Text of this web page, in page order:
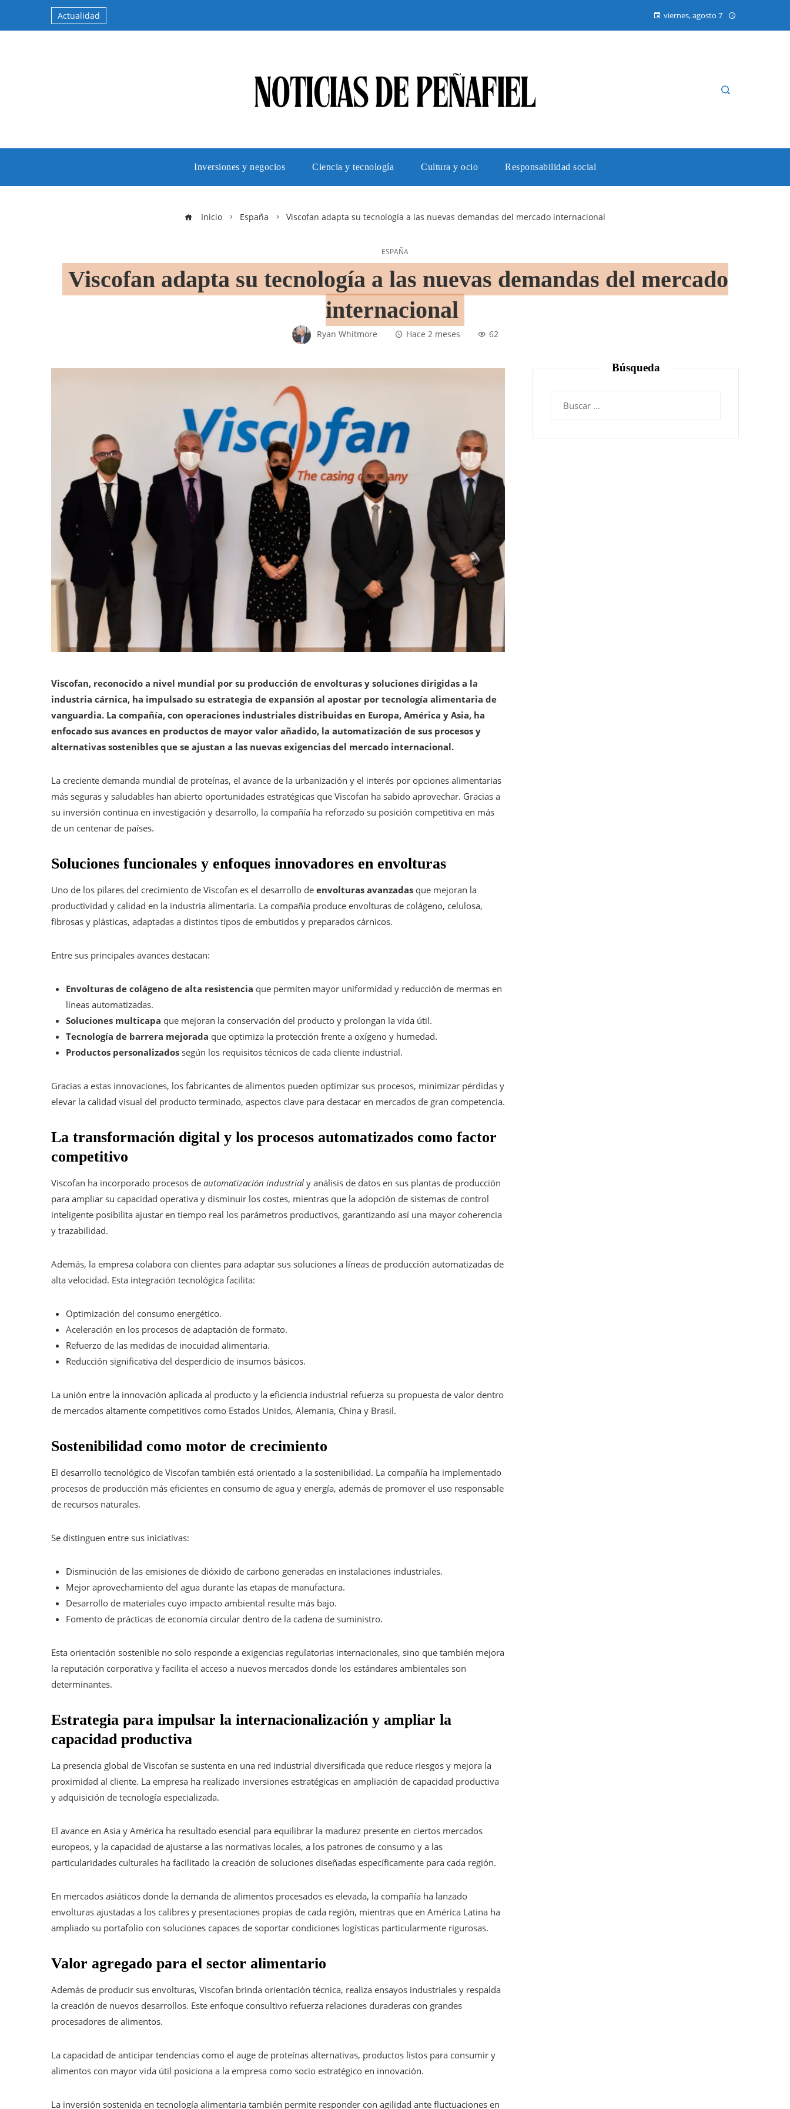
Actualidad viernes, agosto 7
Inversiones y negocios Ciencia y tecnología Cultura y ocio Responsabilidad social
Inicio España Viscofan adapta su tecnología a las nuevas demandas del mercado internacional
ESPAÑA
Viscofan adapta su tecnología a las nuevas demandas del mercado
internacional
Ryan Whitmore Hace 2 meses 62
Viscofan, reconocido a nivel mundial por su producción de envolturas y soluciones dirigidas a la
industria cárnica, ha impulsado su estrategia de expansión al apostar por tecnología alimentaria de
vanguardia. La compañía, con operaciones industriales distribuidas en Europa, América y Asia, ha
enfocado sus avances en productos de mayor valor añadido, la automatización de sus procesos y
alternativas sostenibles que se ajustan a las nuevas exigencias del mercado internacional.
La creciente demanda mundial de proteínas, el avance de la urbanización y el interés por opciones alimentarias
más seguras y saludables han abierto oportunidades estratégicas que Viscofan ha sabido aprovechar. Gracias a
su inversión continua en investigación y desarrollo, la compañía ha reforzado su posición competitiva en más
de un centenar de países.
Soluciones funcionales y enfoques innovadores en envolturas
Uno de los pilares del crecimiento de Viscofan es el desarrollo de envolturas avanzadas que mejoran la
productividad y calidad en la industria alimentaria. La compañía produce envolturas de colágeno, celulosa,
fibrosas y plásticas, adaptadas a distintos tipos de embutidos y preparados cárnicos.
Entre sus principales avances destacan:
Envolturas de colágeno de alta resistencia que permiten mayor uniformidad y reducción de mermas en
líneas automatizadas.
Soluciones multicapa que mejoran la conservación del producto y prolongan la vida útil.
Tecnología de barrera mejorada que optimiza la protección frente a oxígeno y humedad.
Productos personalizados según los requisitos técnicos de cada cliente industrial.
Gracias a estas innovaciones, los fabricantes de alimentos pueden optimizar sus procesos, minimizar pérdidas y
elevar la calidad visual del producto terminado, aspectos clave para destacar en mercados de gran competencia.
La transformación digital y los procesos automatizados como factor
competitivo
Viscofan ha incorporado procesos de automatización industrial y análisis de datos en sus plantas de producción
para ampliar su capacidad operativa y disminuir los costes, mientras que la adopción de sistemas de control
inteligente posibilita ajustar en tiempo real los parámetros productivos, garantizando así una mayor coherencia
y trazabilidad.
Además, la empresa colabora con clientes para adaptar sus soluciones a líneas de producción automatizadas de
alta velocidad. Esta integración tecnológica facilita:
Optimización del consumo energético.
Aceleración en los procesos de adaptación de formato.
Refuerzo de las medidas de inocuidad alimentaria.
Reducción significativa del desperdicio de insumos básicos.
La unión entre la innovación aplicada al producto y la eficiencia industrial refuerza su propuesta de valor dentro
de mercados altamente competitivos como Estados Unidos, Alemania, China y Brasil.
Sostenibilidad como motor de crecimiento
El desarrollo tecnológico de Viscofan también está orientado a la sostenibilidad. La compañía ha implementado
procesos de producción más eficientes en consumo de agua y energía, además de promover el uso responsable
de recursos naturales.
Se distinguen entre sus iniciativas:
Disminución de las emisiones de dióxido de carbono generadas en instalaciones industriales.
Mejor aprovechamiento del agua durante las etapas de manufactura.
Desarrollo de materiales cuyo impacto ambiental resulte más bajo.
Fomento de prácticas de economía circular dentro de la cadena de suministro.
Esta orientación sostenible no solo responde a exigencias regulatorias internacionales, sino que también mejora
la reputación corporativa y facilita el acceso a nuevos mercados donde los estándares ambientales son
determinantes.
Estrategia para impulsar la internacionalización y ampliar la
capacidad productiva
La presencia global de Viscofan se sustenta en una red industrial diversificada que reduce riesgos y mejora la
proximidad al cliente. La empresa ha realizado inversiones estratégicas en ampliación de capacidad productiva
y adquisición de tecnología especializada.
El avance en Asia y América ha resultado esencial para equilibrar la madurez presente en ciertos mercados
europeos, y la capacidad de ajustarse a las normativas locales, a los patrones de consumo y a las
particularidades culturales ha facilitado la creación de soluciones diseñadas específicamente para cada región.
En mercados asiáticos donde la demanda de alimentos procesados es elevada, la compañía ha lanzado
envolturas ajustadas a los calibres y presentaciones propias de cada región, mientras que en América Latina ha
ampliado su portafolio con soluciones capaces de soportar condiciones logísticas particularmente rigurosas.
Valor agregado para el sector alimentario
Además de producir sus envolturas, Viscofan brinda orientación técnica, realiza ensayos industriales y respalda
la creación de nuevos desarrollos. Este enfoque consultivo refuerza relaciones duraderas con grandes
procesadores de alimentos.
La capacidad de anticipar tendencias como el auge de proteínas alternativas, productos listos para consumir y
alimentos con mayor vida útil posiciona a la empresa como socio estratégico en innovación.
La inversión sostenida en tecnología alimentaria también permite responder con agilidad ante fluctuaciones en
Búsqueda